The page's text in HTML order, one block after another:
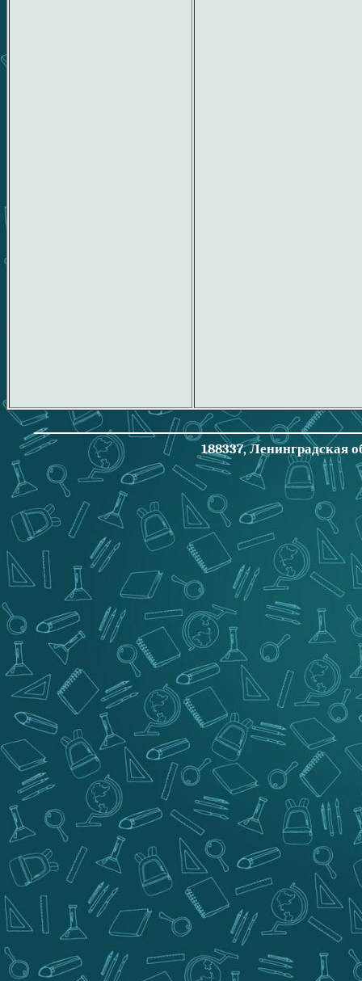
188337, Ленинградская